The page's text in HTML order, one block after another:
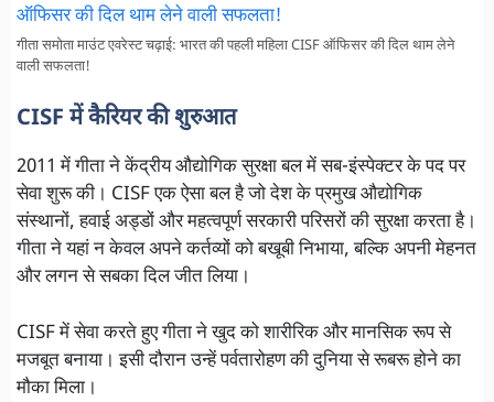
गीता समोता माउंट एवरेस्ट चढ़ाई: भारत की पहली महिला CISF ऑफिसर की दिल थाम लेने
वाली सफलता!
CISF में कैरियर की शुरुआत
2011 में गीता ने केंद्रीय औद्योगिक सुरक्षा बल में सब-इंस्पेक्टर के पद पर
सेवा शुरू की। CISF एक ऐसा बल है जो देश के प्रमुख औद्योगिक
संस्थानों, हवाई अड्डों और महत्वपूर्ण सरकारी परिसरों की सुरक्षा करता है।
गीता ने यहां न केवल अपने कर्तव्यों को बखूबी निभाया, बल्कि अपनी मेहनत
और लगन से सबका दिल जीत लिया।
CISF में सेवा करते हुए गीता ने खुद को शारीरिक और मानसिक रूप से
मजबूत बनाया। इसी दौरान उन्हें पर्वतारोहण की दुनिया से रूबरू होने का
मौका मिला।